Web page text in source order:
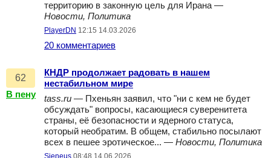
территорию в законную цель для Ирана —
Новости, Политика
PlayerDN 12:15 14.03.2026
20 комментариев
62
В пену
КНДР продолжает радовать в нашем
нестабильном мире
tass.ru — Пхеньян заявил, что "ни с кем не будет
обсуждать" вопросы, касающиеся суверенитета
страны, её безопасности и ядерного статуса,
который необратим. В общем, стабильно посылают
всех в пешее эротическое... — Новости, Политика
Sieneus 08:48 14.06.2026